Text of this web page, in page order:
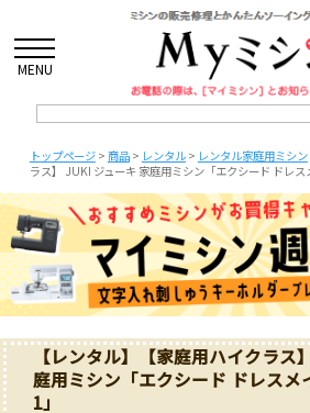
MENU
トップページ> 商品> レンタル> レンタル家庭用ミシン
ラス】 JUKI ジューキ 家庭用ミシン「エクシード ドレ
【レンタル】【家庭用ハイクラス
庭用ミシン「エクシード ドレスメ
1」